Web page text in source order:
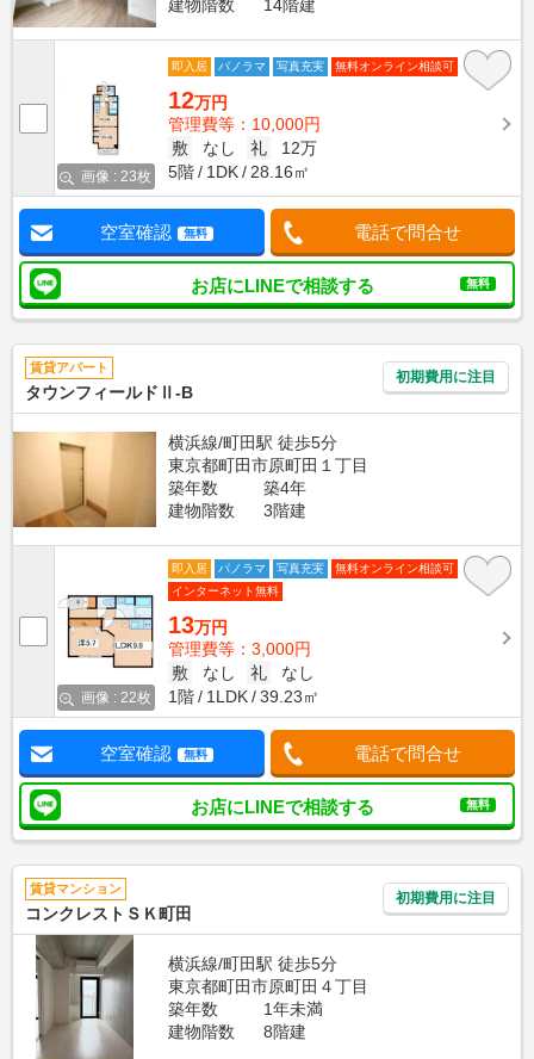
建物階数 14階建
画像 : 23枚
即入居 パノラマ 写真充実 無料オンライン相談可
12万円
管理費等：10,000円
敷
なし 礼
12万
5階
1DK 28.16㎡
空室確認 無料 電話で問合せ
お店にLINEで相談する 無料
賃貸アパート
タウンフィールドⅡ-B
初期費用に注目
横浜線/町田駅 徒歩5分
東京都町田市原町田１丁目
築年数
築4年
建物階数
3階建
画像 : 22枚
即入居 パノラマ 写真充実
無料オンライン相談可
インターネット無料
13万円
管理費等：3,000円
敷
なし 礼
なし
1階
1LDK 39.23㎡
空室確認 無料 電話で問合せ
お店にLINEで相談する 無料
賃貸マンション
コンクレストＳＫ町田
初期費用に注目
横浜線/町田駅 徒歩5分
東京都町田市原町田４丁目
築年数
1年未満
建物階数
8階建